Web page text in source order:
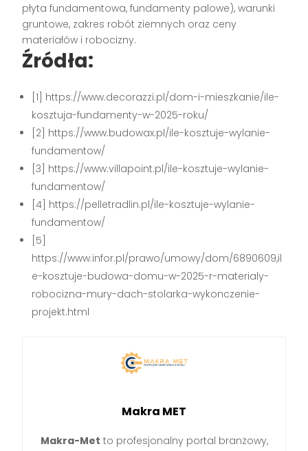
płyta fundamentowa, fundamenty palowe), warunki
gruntowe, zakres robót ziemnych oraz ceny
materiałów i robocizny.
Źródła:
[1] https://www.decorazzi.pl/dom-i-mieszkanie/ile-
kosztuja-fundamenty-w-2025-roku/
[2] https://www.budowax.pl/ile-kosztuje-wylanie-
fundamentow/
[3] https://www.villapoint.pl/ile-kosztuje-wylanie-
fundamentow/
[4] https://pelletradlin.pl/ile-kosztuje-wylanie-
fundamentow/
[5]
https://www.infor.pl/prawo/umowy/dom/6890609,il
e-kosztuje-budowa-domu-w-2025-r-materialy-
robocizna-mury-dach-stolarka-wykonczenie-
projekt.html
Makra MET
Makra-Met to profesjonalny portal branżowy,